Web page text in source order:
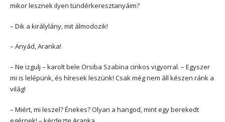
mikor lesznek ilyen tündérkeresztanyáim?
– Dik a királylány, mit álmodozik!
– Anyád, Aranka!
– Ne izgulj – karolt bele Orsiba Szabina cinkos vigyorral. – Egyszer
mi is lelépünk, és híresek leszünk! Csak még nem áll készen ránk a
világ!
– Miért, mi leszel? Énekes? Olyan a hangod, mint egy berekedt